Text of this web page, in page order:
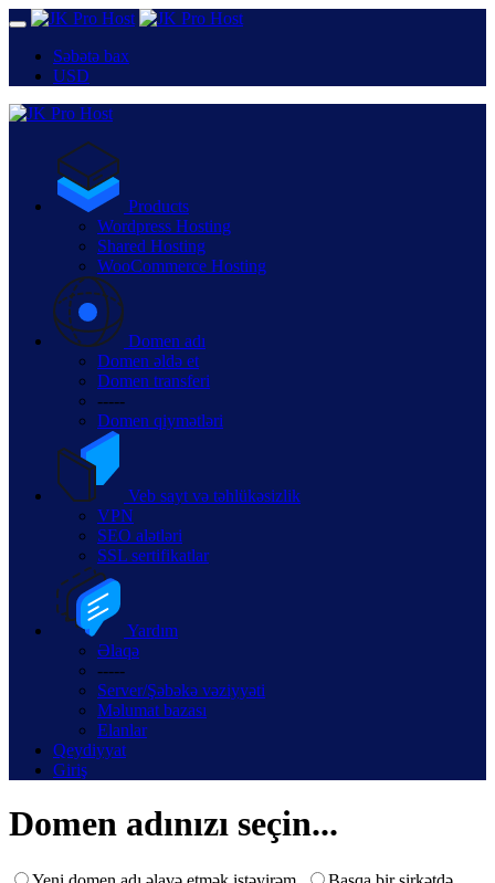
Səbətə bax
USD
Products
Wordpress Hosting
Shared Hosting
WooCommerce Hosting
Domen adı
Domen əldə et
Domen transferi
-----
Domen qiymətləri
Veb sayt və təhlükəsizlik
VPN
SEO alətləri
SSL sertifikatlar
Yardım
Əlaqə
-----
Server/Şəbəkə vəziyyəti
Məlumat bazası
Elanlar
Qeydiyyat
Giriş
Domen adınızı seçin...